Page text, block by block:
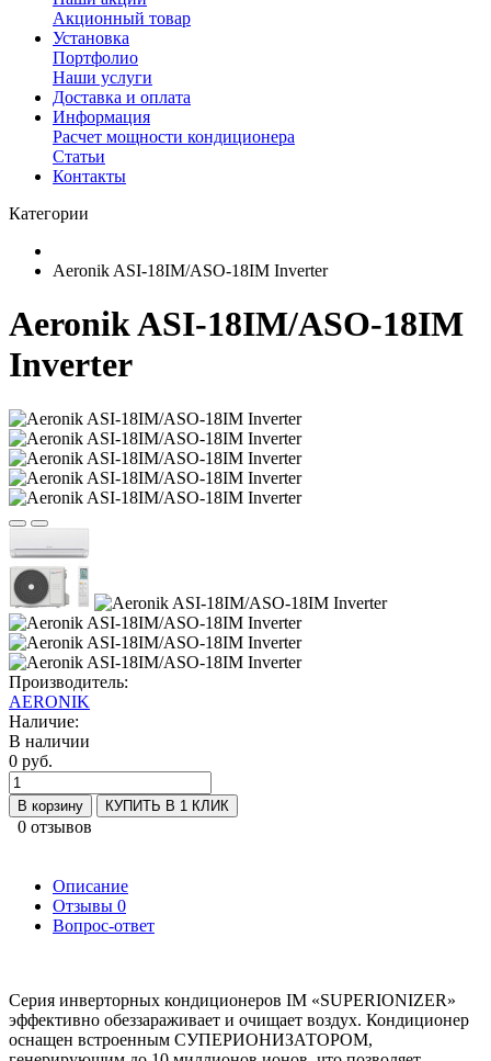
Акционный товар
Установка
Портфолио
Наши услуги
Доставка и оплата
Информация
Расчет мощности кондиционера
Статьи
Контакты
Категории
Aeronik ASI-18IM/ASO-18IM Inverter
Aeronik ASI-18IM/ASO-18IM
Inverter
Производитель:
AERONIK
Наличие:
В наличии
0 руб.
В корзину КУПИТЬ В 1 КЛИК
0 отзывов
Описание
Отзывы 0
Вопрос-ответ
Cерия инверторных кондиционеров IM «SUPERIONIZER»
эффективно обеззараживает и очищает воздух. Кондиционер
оснащен встроенным СУПЕРИОНИЗАТОРОМ,